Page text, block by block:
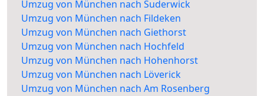
Umzug von München nach Suderwick
Umzug von München nach Fildeken
Umzug von München nach Giethorst
Umzug von München nach Hochfeld
Umzug von München nach Hohenhorst
Umzug von München nach Löverick
Umzug von München nach Am Rosenberg